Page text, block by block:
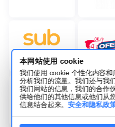
本网站使用 cookie
我们使用 cookie 个性化内容
分析我们的流量。我们还与我
我们网站的信息，我们的合作
供给他们的其他信息或他们从
信息结合起来。安全和隐私政